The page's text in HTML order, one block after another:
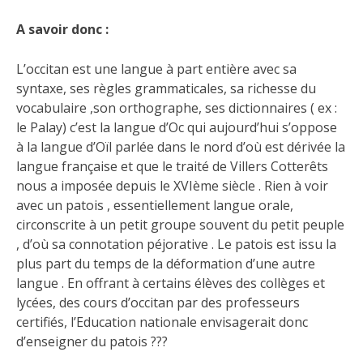
A savoir donc :
L’occitan est une langue à part entière avec sa
syntaxe, ses règles grammaticales, sa richesse du
vocabulaire ,son orthographe, ses dictionnaires ( ex :
le Palay) c’est la langue d’Oc qui aujourd’hui s’oppose
à la langue d’Oïl parlée dans le nord d’où est dérivée la
langue française et que le traité de Villers Cotterêts
nous a imposée depuis le XVIème siècle . Rien à voir
avec un patois , essentiellement langue orale,
circonscrite à un petit groupe souvent du petit peuple
, d’où sa connotation péjorative . Le patois est issu la
plus part du temps de la déformation d’une autre
langue . En offrant à certains élèves des collèges et
lycées, des cours d’occitan par des professeurs
certifiés, l’Education nationale envisagerait donc
d’enseigner du patois ???